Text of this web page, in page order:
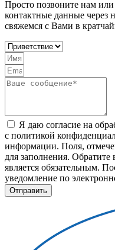
Просто позвоните нам или
контактные данные
свяжемся с Вами в
Я даю согласие на
с политикой
информации. Поля,
для заполнения. Обратите
является обязательным.
уведомление по
Отправить